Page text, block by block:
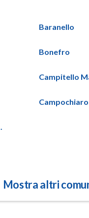
Baranello
Bonefro
Campitello
Campochiaro
Mostra altri